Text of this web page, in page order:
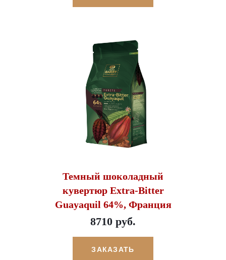
Темный шоколадный
кувертюр Extra-Bitter
Guayaquil 64%, Франция
8710 руб.
ЗАКАЗАТЬ